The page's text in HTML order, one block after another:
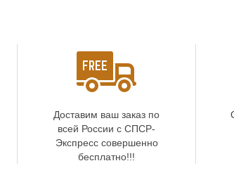
Доставим ваш заказ по
всей России с СПСР-
Экспресс совершенно
бесплатно!!!